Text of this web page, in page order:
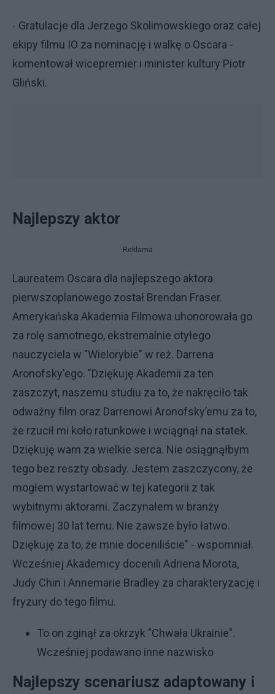
- Gratulacje dla Jerzego Skolimowskiego oraz całej
ekipy filmu IO za nominację i walkę o Oscara -
komentował wicepremier i minister kultury Piotr
Gliński.
Najlepszy aktor
Reklama
Laureatem Oscara dla najlepszego aktora
pierwszoplanowego został Brendan Fraser.
Amerykańska Akademia Filmowa uhonorowała go
za rolę samotnego, ekstremalnie otyłego
nauczyciela w "Wielorybie" w reż. Darrena
Aronofsky'ego. "Dziękuję Akademii za ten
zaszczyt, naszemu studiu za to, że nakręciło tak
odważny film oraz Darrenowi Aronofsky’emu za to,
że rzucił mi koło ratunkowe i wciągnął na statek.
Dziękuję wam za wielkie serca. Nie osiągnąłbym
tego bez reszty obsady. Jestem zaszczycony, że
mogłem wystartować w tej kategorii z tak
wybitnymi aktorami. Zaczynałem w branży
filmowej 30 lat temu. Nie zawsze było łatwo.
Dziękuję za to, że mnie doceniliście" - wspomniał.
Wcześniej Akademicy docenili Adriena Morota,
Judy Chin i Annemarie Bradley za charakteryzację i
fryzury do tego filmu.
To on zginął za okrzyk "Chwała Ukrainie".
Wcześniej podawano inne nazwisko
Najlepszy scenariusz adaptowany i